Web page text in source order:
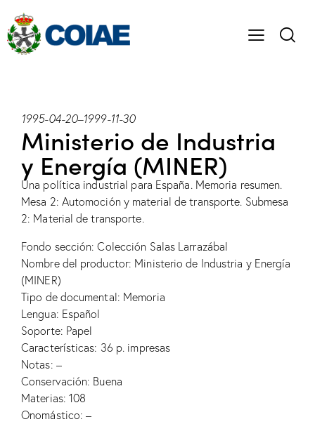
1995-04-20–1999-11-30
Ministerio de Industria
y Energía (MINER)
Una política industrial para España. Memoria resumen.
Mesa 2: Automoción y material de transporte. Submesa
2: Material de transporte.
Fondo sección: Colección Salas Larrazábal
Nombre del productor: Ministerio de Industria y Energía
(MINER)
Tipo de documental: Memoria
Lengua: Español
Soporte: Papel
Características: 36 p. impresas
Notas: –
Conservación: Buena
Materias: 108
Onomástico: –